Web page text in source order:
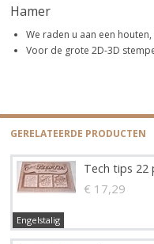
Hamer
We raden u aan een
Voor de grote 2D-3D
GERELATEERDE PRODUCTEN
Tech tips 22
€ 17,29
Engelstalig